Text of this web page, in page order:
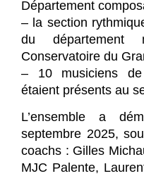
Département
– la section
du département
Conservatoire du
– 10 musiciens de
étaient présents au
L’ensemble a
septembre 2025,
coachs : Gilles
MJC Palente,